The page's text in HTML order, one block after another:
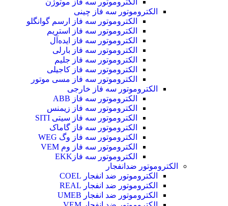
الکتروموتور سه فاز موتوژن
الکتروموتور سه فاز چینی
الکتروموتور سه فاز ارسم گوانگلو
الکتروموتور سه فاز استریم
الکتروموتور سه فاز ایده‌آل
الکتروموتور سه فاز بارلی
الکتروموتور سه فاز جلیم
الکتروموتور سه فاز کاجیلی
الکتروموتور سه فاز مسی موتور
الکتروموتور سه فاز خارجی
الکتروموتور سه فاز ABB
الکتروموتور سه فاز زیمنس
الکتروموتور سه فاز سیتی SITI
الکتروموتور سه فاز گاماک
الکتروموتور سه فاز وگ WEG
الکتروموتور سه فاز وم VEM
الکتروموتور سه فازEKK
الکتروموتور ضدانفجار
الکتروموتور ضد انفجار COEL
الکتروموتور ضد انفجار REAL
الکتروموتور ضد انفجار UMEB